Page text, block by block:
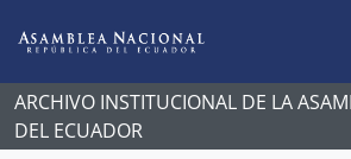
ARCHIVO INSTITUCIONAL DE LA
DEL ECUADOR